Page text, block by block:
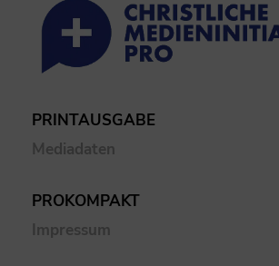
PRINTAUSGABE
Mediadaten
PROKOMPAKT
Impressum